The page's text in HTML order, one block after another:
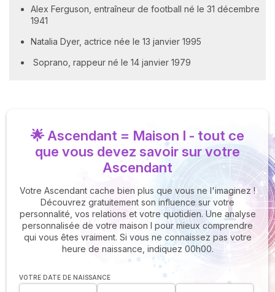
Alex Ferguson, entraîneur de football né le 31 décembre
1941
Natalia Dyer, actrice née le 13 janvier 1995
Soprano, rappeur né le 14 janvier 1979
🌟 Ascendant = Maison I - tout ce
que vous devez savoir sur votre
Ascendant
Votre Ascendant cache bien plus que vous ne l'imaginez !
Découvrez gratuitement son influence sur votre
personnalité, vos relations et votre quotidien. Une analyse
personnalisée de votre maison I pour mieux comprendre
qui vous êtes vraiment. Si vous ne connaissez pas votre
heure de naissance, indiquez 00h00.
VOTRE DATE DE NAISSANCE